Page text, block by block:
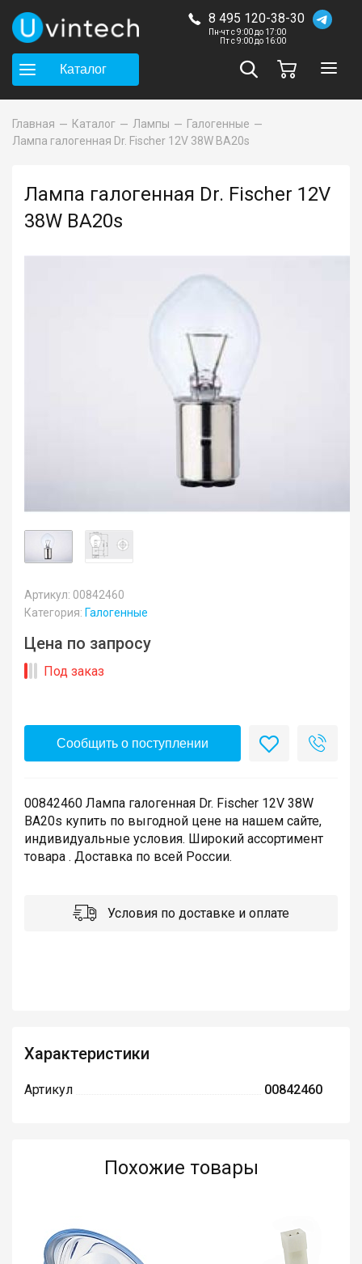
8 495 120-38-30
Пн-чт с 9:00 до 17:00
Пт с 9:00 до 16:00
Каталог
Главная Каталог Лампы
Галогенные
Лампа галогенная Dr. Fischer 12V 38W BA20s
Лампа галогенная Dr. Fischer 12V
38W BA20s
Артикул: 00842460
Категория: Галогенные
Цена по запросу
Под заказ
Сообщить о поступлении
00842460 Лампа галогенная Dr. Fischer 12V 38W
BA20s купить по выгодной цене на нашем сайте,
индивидуальные условия. Широкий ассортимент
товара . Доставка по всей России.
Условия по доставке и оплате
Характеристики
Артикул 00842460
Похожие товары